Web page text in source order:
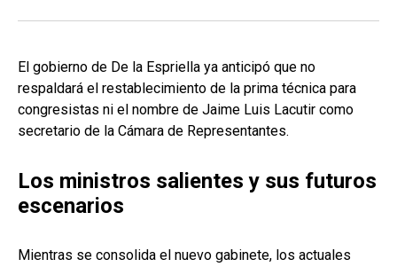
El gobierno de De la Espriella ya anticipó que no
respaldará el restablecimiento de la prima técnica para
congresistas ni el nombre de Jaime Luis Lacutir como
secretario de la Cámara de Representantes.
Los ministros salientes y sus futuros
escenarios
Mientras se consolida el nuevo gabinete, los actuales